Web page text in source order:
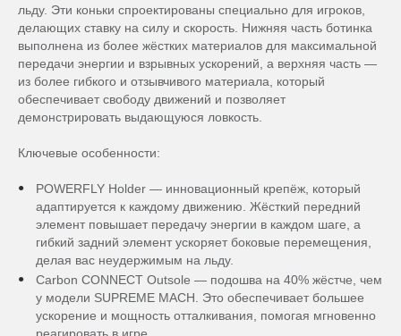
льду. Эти коньки спроектированы специально для игроков,
делающих ставку на силу и скорость. Нижняя часть ботинка
выполнена из более жёстких материалов для максимальной
передачи энергии и взрывных ускорений, а верхняя часть —
из более гибкого и отзывчивого материала, который
обеспечивает свободу движений и позволяет
демонстрировать выдающуюся ловкость.
Ключевые особенности:
POWERFLY Holder — инновационный крепёж, который
адаптируется к каждому движению. Жёсткий передний
элемент повышает передачу энергии в каждом шаге, а
гибкий задний элемент ускоряет боковые перемещения,
делая вас неудержимым на льду.
Carbon CONNECT Outsole — подошва на 40% жёстче, чем
у модели SUPREME MACH. Это обеспечивает большее
ускорение и мощность отталкивания, помогая мгновенно